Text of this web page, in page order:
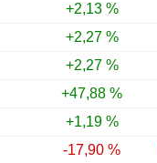
+2,13 %
+2,27 %
+2,27 %
+47,88 %
+1,19 %
-17,90 %